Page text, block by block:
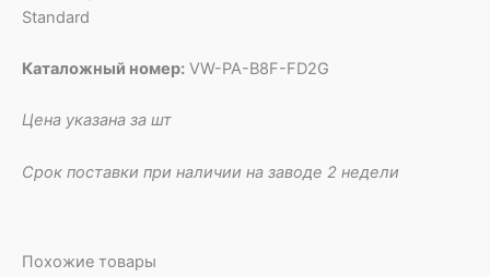
Standard
Каталожный номер: VW-PA-B8F-FD2G
Цена указана за шт
Срок поставки при наличии на заводе 2 недели
Похожие товары